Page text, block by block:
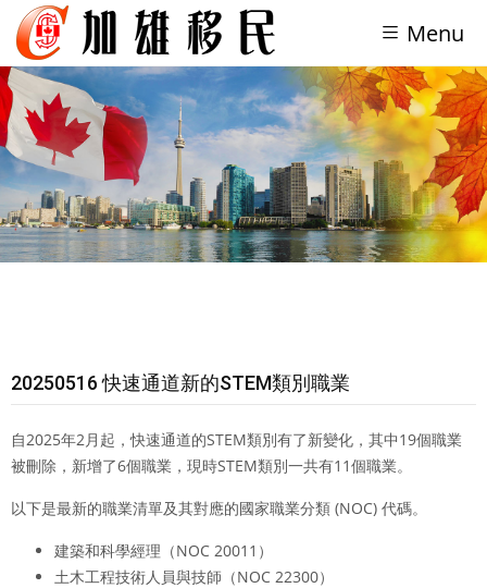
Menu
20250516 快速通道新的STEM類別職業
自2025年2月起，快速通道的STEM類別有了新變化，其中19個職業
被刪除，新增了6個職業，現時STEM類別一共有11個職業。
以下是最新的職業清單及其對應的國家職業分類 (NOC) 代碼。
建築和科學經理（NOC 20011）
土木工程技術人員與技師（NOC 22300）